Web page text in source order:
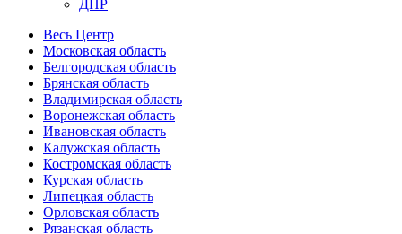
ДНР
Весь Центр
Московская область
Белгородская область
Брянская область
Владимирская область
Воронежская область
Ивановская область
Калужская область
Костромская область
Курская область
Липецкая область
Орловская область
Рязанская область